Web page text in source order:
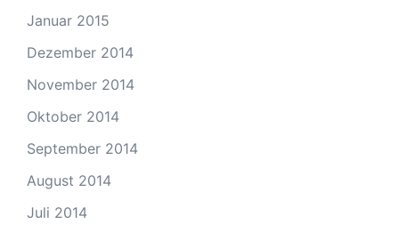
Januar 2015
Dezember 2014
November 2014
Oktober 2014
September 2014
August 2014
Juli 2014